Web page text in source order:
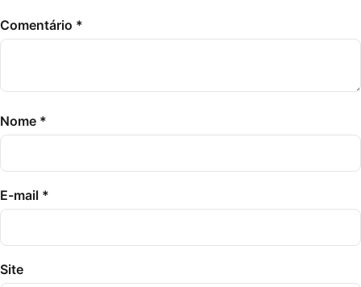
Comentário *
Nome *
E-mail *
Site